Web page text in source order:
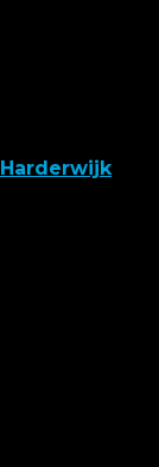
Harderwijk